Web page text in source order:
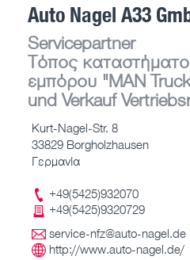
Auto Nagel A33
Servicepartner
Τόπος
εμπόρου "MAN
und Verkauf
Kurt-Nagel-Str. 8
33829 Borgholzhausen
Γερμανία
+49(5425)932070
+49(5425)9320729
service-nfz@auto-nagel.de
http://www.auto-nagel.de/